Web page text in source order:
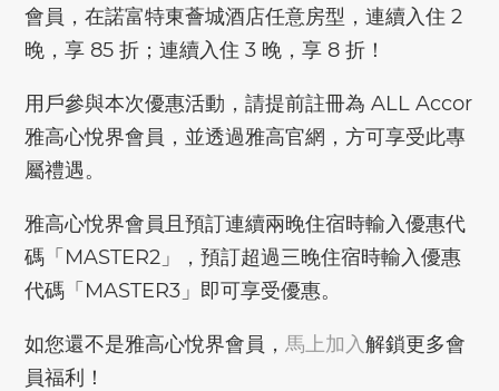
會員，在諾富特東薈城酒店任意房型，連續入住 2
晚，享 85 折；連續入住 3 晚，享 8 折！
用戶參與本次優惠活動，請提前註冊為 ALL Accor
雅高心悅界會員，並透過雅高官網，方可享受此專
屬禮遇。
雅高心悅界會員且預訂連續兩晚住宿時輸入優惠代
碼「MASTER2」，預訂超過三晚住宿時輸入優惠
代碼「MASTER3」即可享受優惠。
如您還不是雅高心悅界會員，馬上加入解鎖更多會
員福利！